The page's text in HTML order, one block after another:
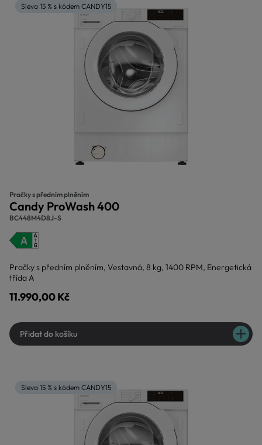
Sleva 15 % s kódem CANDY15
Pračky s předním plněním
Candy ProWash 400
BC448M4D8J-S
Pračky s předním plněním, Vestavná, 8 kg, 1400 RPM, Energetická
třída A
11.990,00 Kč
Přidat do košíku
Sleva 15 % s kódem CANDY15